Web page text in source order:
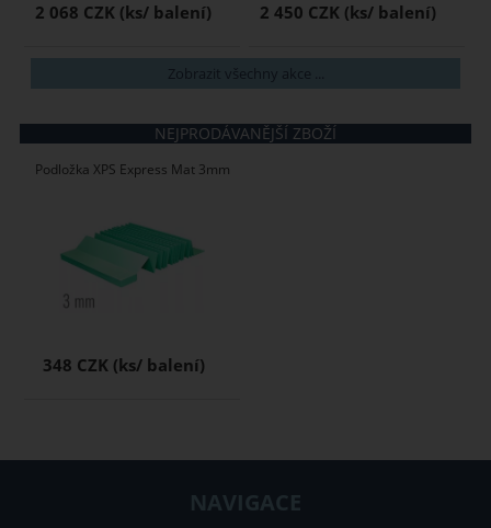
2 068 CZK 2 450 CZK
Zobrazit všechny akce ...
NEJPRODÁVANĚJŠÍ ZBOŽÍ
Podložka XPS Express Mat 3mm
348 CZK
NAVIGACE